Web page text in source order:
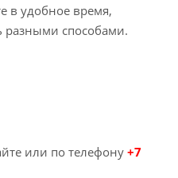
в удобное время,
способами.
или по телефону+7